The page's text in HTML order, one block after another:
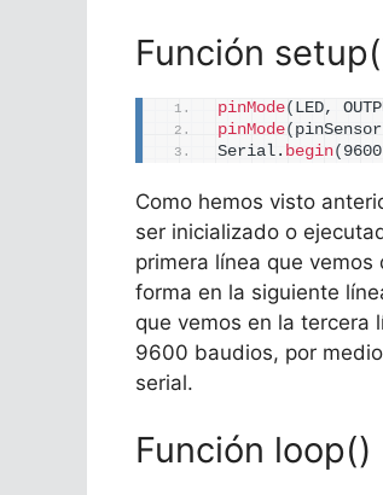
Función
pinMode( LED,
pinMode(
Serial. begin( 9600
Como hemos visto
ser inicializado o
primera línea que
forma en la siguiente
que vemos en la tercera
9600 baudios, por
serial.
Función loop()